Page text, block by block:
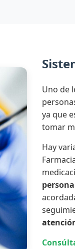
Uno de
ya que
tomar
Hay